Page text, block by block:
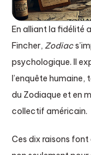
En alliant la fidélité
Fincher, Zodiac
psychologique. Il
l’enquête
du Zodiaque et en
collectif américain.
Ces dix raisons font